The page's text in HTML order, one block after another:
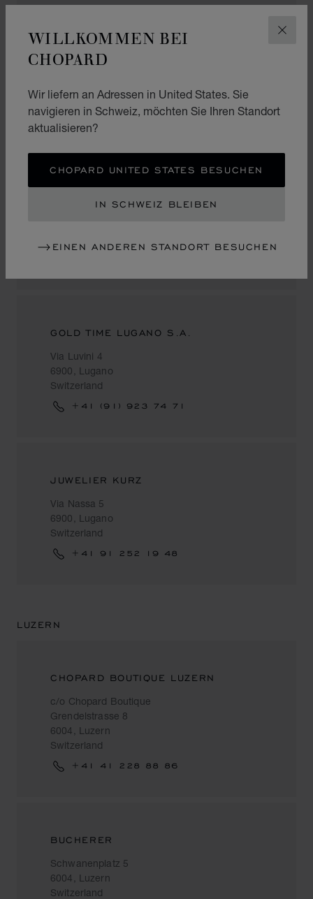
WILLKOMMEN BEI
CHOPARD
Wir liefern an Adressen in United States. Sie
navigieren in Schweiz, möchten Sie Ihren Standort
aktualisieren?
CHOPARD UNITED STATES BESUCHEN
IN SCHWEIZ BLEIBEN
EINEN ANDEREN STANDORT BESUCHEN
Switzerland
+41 (91) 751 86 48
LUGANO
BUCHERER
Via Nassa 56
GOLD TIME LUGANO S.A.
Via Luvini 4
6900, Lugano
Switzerland
+41 (91) 923 74 71
JUWELIER KURZ
Via Nassa 5
6900, Lugano
Switzerland
+41 91 252 19 48
LUZERN
CHOPARD BOUTIQUE LUZERN
c/o Chopard Boutique
Grendelstrasse 8
6004, Luzern
Switzerland
+41 41 228 88 86
BUCHERER
Schwanenplatz 5
6004, Luzern
Switzerland